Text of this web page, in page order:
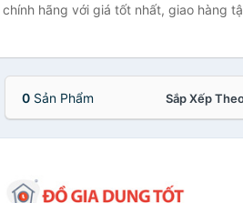
chính hãng với giá tốt nhất, giao hàng
0 Sản Phẩm Sắp Xếp